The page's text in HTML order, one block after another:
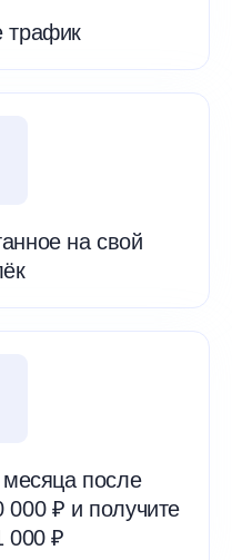
трафик
на свой
месяца после
000 ₽ и получите
000 ₽